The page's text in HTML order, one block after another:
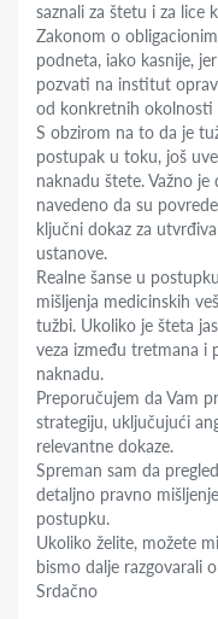
saznali za štetu i za lice
Zakonom o
podneta, iako kasnije,
pozvati na institut
od konkretnih okolnosti
S obzirom na to da je
postupak u toku, još
naknadu štete. Važno
navedeno da su
ključni dokaz za
ustanove.
Realne šanse u
mišljenja medicinskih
tužbi. Ukoliko je šteta
veza između tretmana i
naknadu.
Preporučujem da Vam
strategiju, uključujući
relevantne dokaze.
Spreman sam da
detaljno pravno
postupku.
Ukoliko želite, možete
bismo dalje razgovarali
Srdačno